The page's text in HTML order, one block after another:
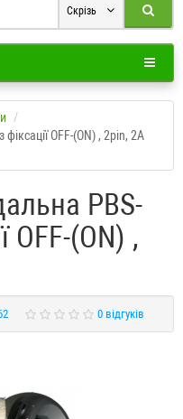
Скрізь
OFF-(ON) , 2pin, 2А
PBS-
OFF-(ON) ,
0 відгуків